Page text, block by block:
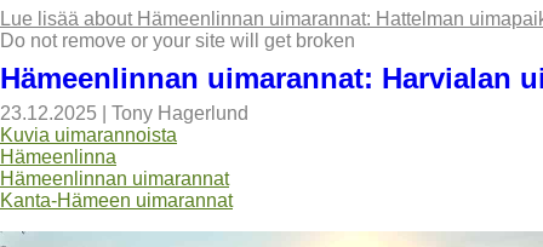
Lue lisää about Hämeenlinnan uimarannat: Hattelman
Do not remove or your site will get broken
Hämeenlinnan uimarannat: Harvialan
23.12.2025
Tony Hagerlund
Kuvia uimarannoista
Hämeenlinna
Hämeenlinnan uimarannat
Kanta-Hämeen uimarannat